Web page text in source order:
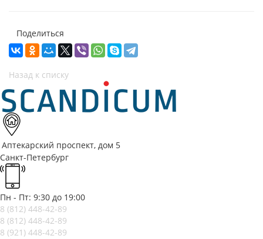
Поделиться
Назад к списку
Аптекарский проспект, дом 5
Санкт-Петербург
Пн - Пт: 9:30 до 19:00
8 (812) 448-42-89
8 (812) 448-42-89
8 (921) 448-42-89